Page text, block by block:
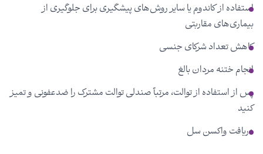
استفاده از کاندوم یا سایر روش‌های پیشگیری برای جلوگیری از
بیماری‌های مقاربتی
کاهش تعداد شرکای جنسی
انجام ختنه مردان بالغ
پس از استفاده از توالت، مرتباً صندلی توالت مشترک را ضدعفونی و تمیز
کنید
دریافت واکسن سل